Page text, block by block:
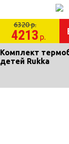
6320 р.
4213 р.
Комплект
детей Rukka